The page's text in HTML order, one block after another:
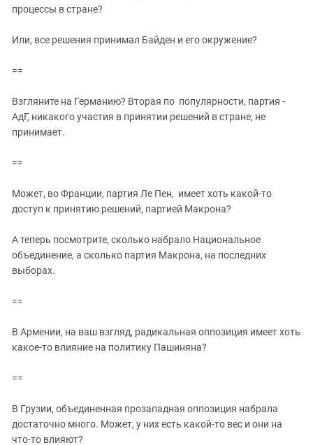
процессы в стране?
Или, все решения принимал Байден и его окружение?
==
Взгляните на Германию? Вторая по популярности, партия -
АдГ, никакого участия в принятии решений в стране, не
принимает.
==
Может, во Франции, партия Ле Пен, имеет хоть какой-то
доступ к принятию решений, партией Макрона?
А теперь посмотрите, сколько набрало Национальное
объединение, а сколько партия Макрона, на последних
выборах.
==
В Армении, на ваш взгляд, радикальная оппозиция имеет хоть
какое-то влияние на политику Пашиняна?
==
В Грузии, объединенная прозападная оппозиция набрала
достаточно много. Может, у них есть какой-то вес и они на
что-то влияют?